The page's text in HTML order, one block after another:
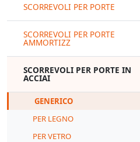
SCORREVOLI PER PORTE
SCORREVOLI PER PORTE
AMMORTIZZ
SCORREVOLI PER PORTE IN
ACCIAI
GENERICO
PER LEGNO
PER VETRO